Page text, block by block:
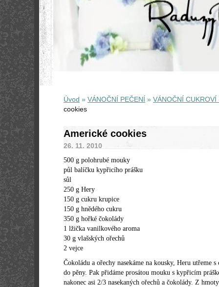
Úvod » VÁNOČNÍ PEČENÍ » VÁNOČNÍ CUKROVÍ
cookies
Americké cookies
26. 11. 2010
500 g polohrubé mouky
půl balíčku kypřicího prášku
sůl
250 g Hery
150 g cukru krupice
150 g hnědého cukru
350 g hořké čokolády
1 lžička vanilkového aroma
30 g vlašských ořechů
2 vejce
Čokoládu a ořechy nasekáme na kousky, Heru utřeme
do pěny. Pak přidáme prosátou mouku s kypřicím
nakonec asi 2/3 nasekaných ořechů a čokolády. Z